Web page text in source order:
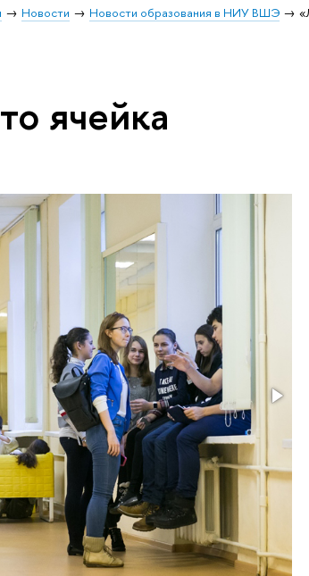
Новости Новости образования в НИУ ВШЭ
ячейка